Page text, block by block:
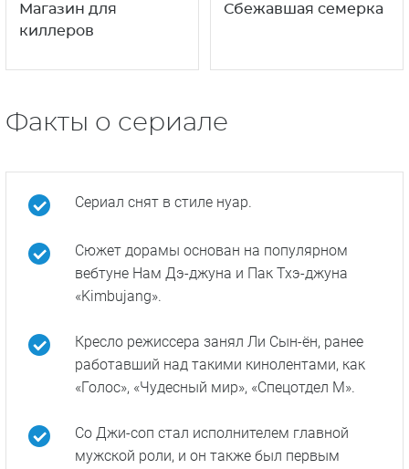
Магазин для
киллеров
Сбежавшая семерка
Факты о сериале
Сериал снят в стиле нуар.
Сюжет дорамы основан на популярном
вебтуне Нам Дэ-джуна и Пак Тхэ-джуна
«Kimbujang».
Кресло режиссера занял Ли Сын-ён, ранее
работавший над такими кинолентами, как
«Голос», «Чудесный мир», «Спецотдел М».
Со Джи-соп стал исполнителем главной
мужской роли, и он также был первым